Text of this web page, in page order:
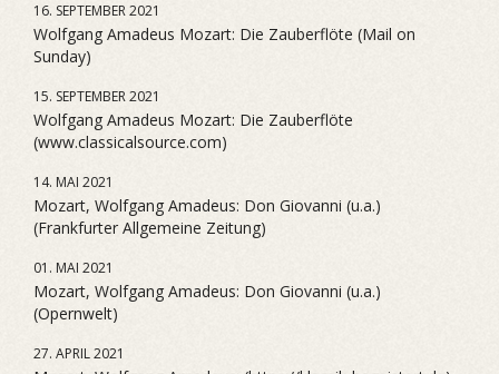
16. SEPTEMBER 2021
Wolfgang Amadeus Mozart: Die Zauberflöte (Mail on
Sunday)
15. SEPTEMBER 2021
Wolfgang Amadeus Mozart: Die Zauberflöte
(www.classicalsource.com)
14. MAI 2021
Mozart, Wolfgang Amadeus: Don Giovanni (u.a.)
(Frankfurter Allgemeine Zeitung)
01. MAI 2021
Mozart, Wolfgang Amadeus: Don Giovanni (u.a.)
(Opernwelt)
27. APRIL 2021